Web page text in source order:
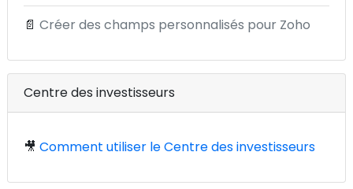
📄 Créer des champs personnalisés pour Zoho
Centre des investisseurs
🎥 Comment utiliser le Centre des investisseurs